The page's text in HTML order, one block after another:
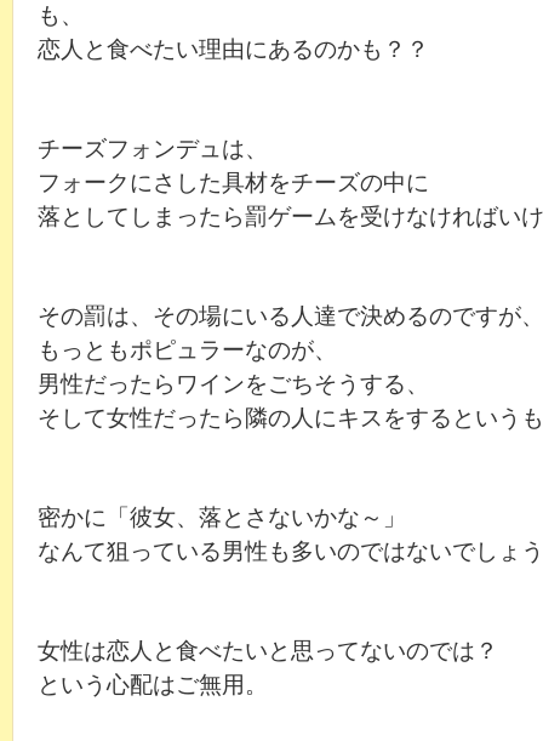
も、
恋人と食べたい理由にあるのかも？？
チーズフォンデュは、
フォークにさした具材をチーズの中に
落としてしまったら罰ゲームを受けなければい
その罰は、その場にいる人達で決めるのですが、
もっともポピュラーなのが、
男性だったらワインをごちそうする、
そして女性だったら隣の人にキスをするという
密かに「彼女、落とさないかな～」
なんて狙っている男性も多いのではないでしょ
女性は恋人と食べたいと思ってないのでは？
という心配はご無用。